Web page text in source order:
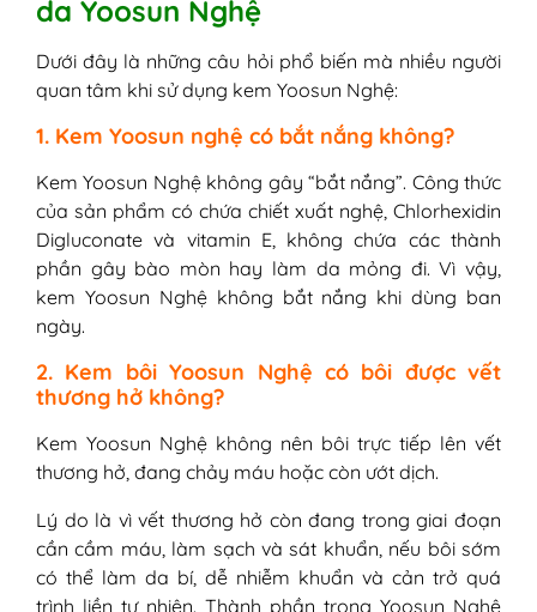
da Yoosun Nghệ
Dưới đây là những câu hỏi phổ biến mà nhiều người
quan tâm khi sử dụng kem Yoosun Nghệ:
1. Kem Yoosun nghệ có bắt nắng không?
Kem Yoosun Nghệ không gây “bắt nắng”. Công thức
của sản phẩm có chứa chiết xuất nghệ, Chlorhexidin
Digluconate và vitamin E, không chứa các thành
phần gây bào mòn hay làm da mỏng đi. Vì vậy,
kem Yoosun Nghệ không bắt nắng khi dùng ban
ngày.
2. Kem bôi Yoosun Nghệ có bôi được vết
thương hở không?
Kem Yoosun Nghệ không nên bôi trực tiếp lên vết
thương hở, đang chảy máu hoặc còn ướt dịch.
Lý do là vì vết thương hở còn đang trong giai đoạn
cần cầm máu, làm sạch và sát khuẩn, nếu bôi sớm
có thể làm da bí, dễ nhiễm khuẩn và cản trở quá
trình liền tự nhiên. Thành phần trong Yoosun Nghệ